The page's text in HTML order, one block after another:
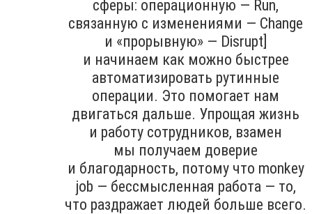
сферы: операционную — Run,
связанную с изменениями — Change
и «прорывную» — Disrupt]
и начинаем как можно быстрее
автоматизировать рутинные
операции. Это помогает нам
двигаться дальше. Упрощая жизнь
и работу сотрудников, взамен
мы получаем доверие
и благодарность, потому что monkey
job — бессмысленная работа — то,
что раздражает людей больше всего.